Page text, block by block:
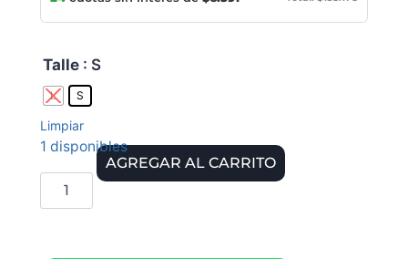
Talle : S
L S
Limpiar
1 disponibles
AGREGAR AL CARRITO